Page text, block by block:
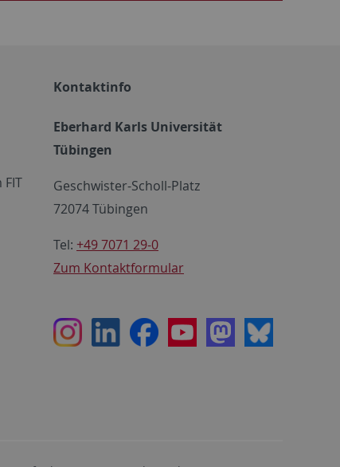
Kontaktinfo
Eberhard Karls Universität
Tübingen
Geschwister-Scholl-Platz
72074 Tübingen
Tel: +49 7071 29-0
Zum Kontaktformular
InstagramLinkedInFacebookYoutubeMastodon
Bluesky